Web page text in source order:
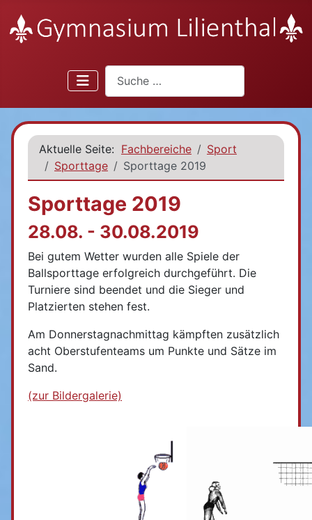
Suchen
Aktuelle Seite: Fachbereiche
Sport
Sporttage
Sporttage 2019
Sporttage 2019
28.08. - 30.08.2019
Bei gutem Wetter wurden alle Spiele der
Ballsporttage erfolgreich durchgeführt. Die
Turniere sind beendet und die Sieger und
Platzierten stehen fest.
Am Donnerstagnachmittag kämpften zusätzlich
acht Oberstufenteams um Punkte und Sätze im
Sand.
(zur Bildergalerie)